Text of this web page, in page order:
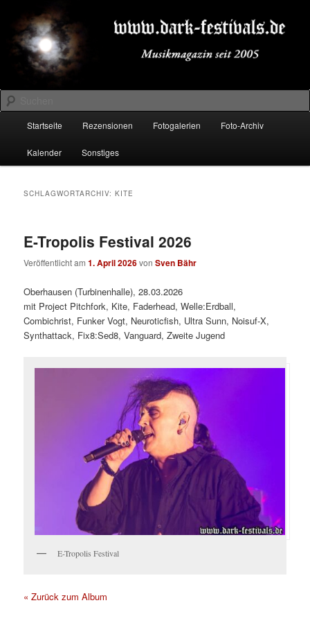
primären
Inhalt
springen
sekundären
Inhalt
springenDARK-FESTIVALS.DE
Suchen
Startseite Rezensionen Fotogalerien Foto-Archiv
Kalender Sonstiges
SCHLAGWORTARCHIV:KITE
E-Tropolis Festival 2026
Veröffentlicht am1. April 2026vonSven Bähr
Oberhausen (Turbinenhalle), 28.03.2026
mit Project Pitchfork, Kite, Faderhead, Welle:Erdball,
Combichrist, Funker Vogt, Neuroticfish, Ultra Sunn, Noisuf-X,
Synthattack, Fix8:Sed8, Vanguard, Zweite Jugend
E-Tropolis Festival
« Zurück zum Album